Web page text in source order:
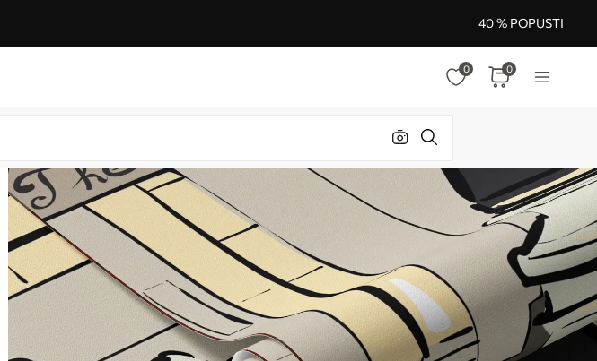
40 % POPUSTI
0 0